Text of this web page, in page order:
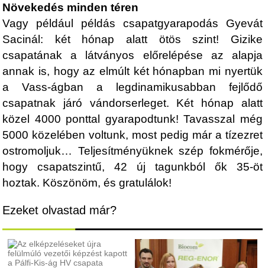
Növekedés minden téren
Vagy például példás csapatgyarapodás Gyevát
Sacinál: két hónap alatt ötös szint! Gizike
csapatának a látványos előrelépése az alapja
annak is, hogy az elmúlt két hónapban mi nyertük
a Vass-ágban a legdinamikusabban fejlődő
csapatnak járó vándorserleget. Két hónap alatt
közel 4000 ponttal gyarapodtunk! Tavasszal még
5000 közelében voltunk, most pedig már a tízezret
ostromoljuk… Teljesítményüknek szép fokmérője,
hogy csapatszintű, 42 új tagunkból ők 35-öt
hoztak. Köszönöm, és gratulálok!
Ezeket olvastad már?